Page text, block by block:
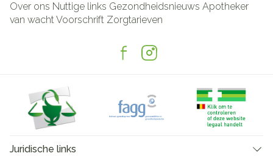
Over ons Nuttige links Gezondheidsnieuws Apotheker
van wachtVoorschrift Zorgtarieven
Juridische links